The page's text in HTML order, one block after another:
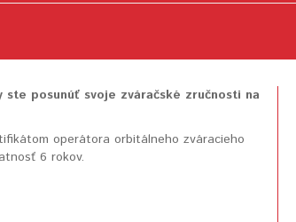
posunúť svoje zváračské zručnosti na
operátora orbitálneho zváracieho
6 rokov.